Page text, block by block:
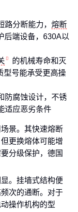
分断能力， 熔断
后端设备，630A以
的机械寿命和灭
型号能承受更高操
防腐蚀设计，不锈
适应恶劣条件
景。其快速熔断
更换熔体可能增
分级保护，德国
。挂墙式结构便
次的通断。对于
操作机构的型